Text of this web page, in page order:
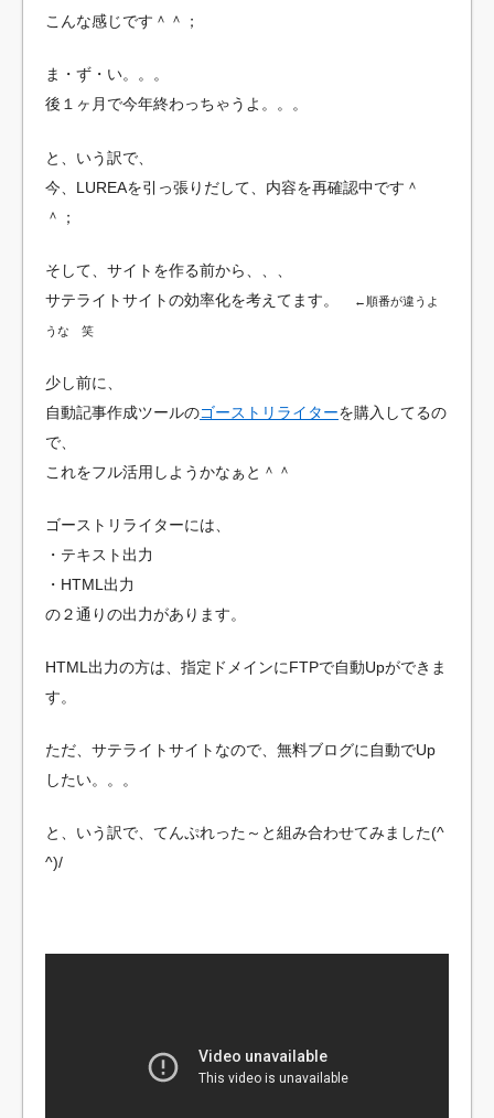
こんな感じです＾＾；
ま・ず・い。。。
後１ヶ月で今年終わっちゃうよ。。。
と、いう訳で、
今、LUREAを引っ張りだして、内容を再確認中です＾
＾；
そして、サイトを作る前から、、、
サテライトサイトの効率化を考えてます。
←順番が違うよ
うな 笑
少し前に、
自動記事作成ツールのゴーストリライターを購入してるの
で、
これをフル活用しようかなぁと＾＾
ゴーストリライターには、
・テキスト出力
・HTML出力
の２通りの出力があります。
HTML出力の方は、指定ドメインにFTPで自動Upができま
す。
ただ、サテライトサイトなので、無料ブログに自動でUp
したい。。。
と、いう訳で、てんぷれった～と組み合わせてみました(^
^)/